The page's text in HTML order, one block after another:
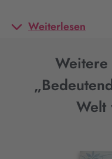
Weiterlesen
Welt